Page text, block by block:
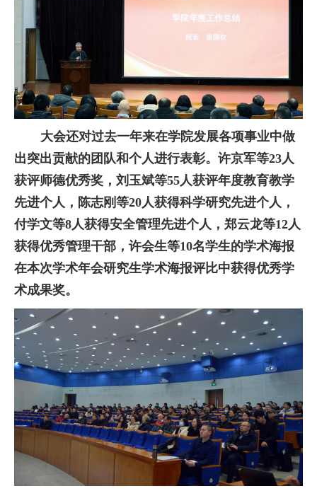
大会还对过去一年来在学院发展各项事业中做
出突出贡献的团队和个人进行表彰。许京军等23人
获评师德优秀奖，刘玉斌等55人获评年度教育教学
先进个人，陈志刚等20人获得科学研究先进个人，
付学文等8人获得安全管理先进个人，郑云龙等12人
获得优秀管理干部，许会生等10名学生的学术海报
在本次学术年会研究生学术海报评比中获得优秀学
术成果奖。